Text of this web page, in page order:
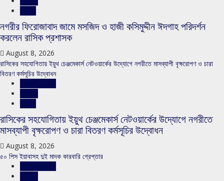
নগরীর ফিরোজাবাদ জামে মসজিদ ও হাজী কসিমুদ্দীন ঈদগাহ পরিদর্শন
করলেন রাসিক প্রশাসক
August 8, 2026
রাসিকের সহযোগিতায় ইয়ুথ চেঞ্জমেকার্স নেটওয়ার্কের উদ্যোগে নগরীতে মাসব্যাপী বৃক্ষরোপণ ও চারা
বিতরণ কর্মসূচির উদ্বোধন
রাসিকের সহযোগিতায় ইয়ুথ চেঞ্জমেকার্স নেটওয়ার্কের উদ্যোগে নগরীতে
মাসব্যাপী বৃক্ষরোপণ ও চারা বিতরণ কর্মসূচির উদ্বোধন
August 8, 2026
৫০ পিস ইয়াবাসহ দুই মাদক কারবারি গ্রেপ্তার